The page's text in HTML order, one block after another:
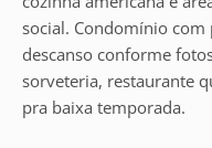
social. Condomínio com
descanso conforme
sorveteria, restaurante
pra baixa temporada.